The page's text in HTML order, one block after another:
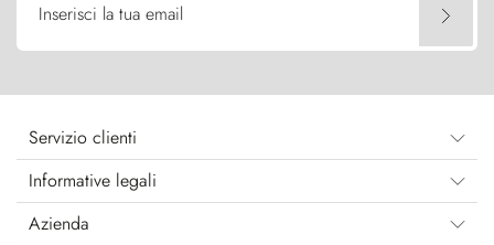
Inserisci la tua email
Servizio clienti
Informative legali
Azienda